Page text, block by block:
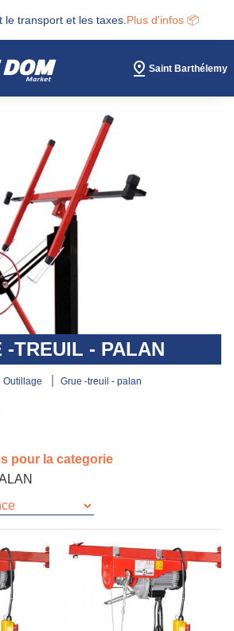
transport et les taxes. Plus d'infos 📦
Saint Barthélemy
-TREUIL - PALAN
outillage grue -treuil - palan
pour la categorie